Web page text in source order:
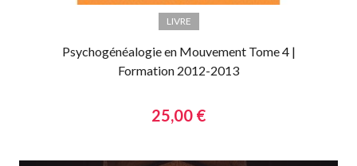
LIVRE
Psychogénéalogie en Mouvement Tome 4 |
Formation 2012-2013
25,00 €